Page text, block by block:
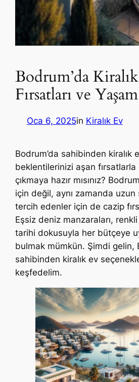
Bodrum’da
Fırsatları ve Yaşam
Oca 6, 2025in Kiralık Ev
Bodrum’da sahibinden kiralık
beklentilerinizi aşan
çıkmaya hazır mısınız?
için değil, aynı zamanda uzun
tercih edenler için de cazip
Eşsiz deniz manzaraları,
tarihi dokusuyla her bütçeye
bulmak mümkün. Şimdi gelin,
sahibinden kiralık ev
keşfedelim.